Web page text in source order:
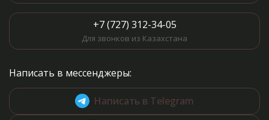
+7 (727) 312-34-05
Для звонков из Казахстана
Написать в мессенджеры:
Написать в Telegram